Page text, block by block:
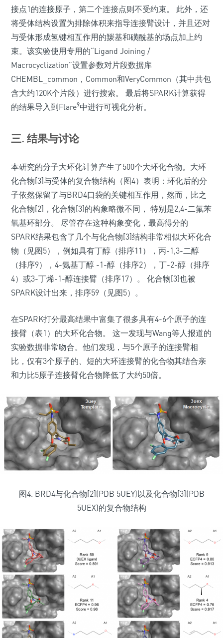
接点1的连接原子，第二个连接点则不受约束。 此外，还
将受体结构设置为排除体积来指导连接臂设计，并且还对
与受体形成氢键相互作用的羰基和磺酰基的场点加上约
束。该实验使用专用的“Ligand Joining /
Macrocyclization”设置参数对片段数据库
CHEMBL_common，Common和VeryCommon（其中共包
含大约120K个片段）进行搜索。 最后将SPARK计算获得
的结果导入到Flare9中进行可视化分析。
三. 结果与讨论
本研究的分子大环化计算产生了500个大环化合物。大环
化合物[3]与受体的复合物结构（图4）表明：环化后的分
子依然保留了与BRD4口袋的关键相互作用，然而，比之
化合物[2]，化合物[3]的构象略微不同， 特别是2,4-二氟苯
氧基环部分。 尽管存在这种构象变化，最高得分的
SPARK结果包含了几个与化合物[3]结构非常相似大环化合
物（见图5），例如具有丁醇（排序11），丙-1,3-二醇
（排序9），4-氨基丁醇 -1-醇（排序2），丁-2-醇（排序
4）或3-丁烯-1-醇连接臂（排序17）。 化合物[3]也被
SPARK设计出来，排序59（见图5）。
在SPARK打分最高结果中富集了很多具有4-6个原子的连
接臂（表1）的大环化合物。 这一发现与Wang等人报道的
实验数据非常吻合。他们发现，与5个原子的连接臂相
比，仅有3个原子的、短的大环连接臂的化合物其结合亲
和力比5原子连接臂化合物降低了大约50倍。
图4. BRD4与化合物[2](PDB 5UEY)以及化合物[3](PDB
5UEX)的复合物结构